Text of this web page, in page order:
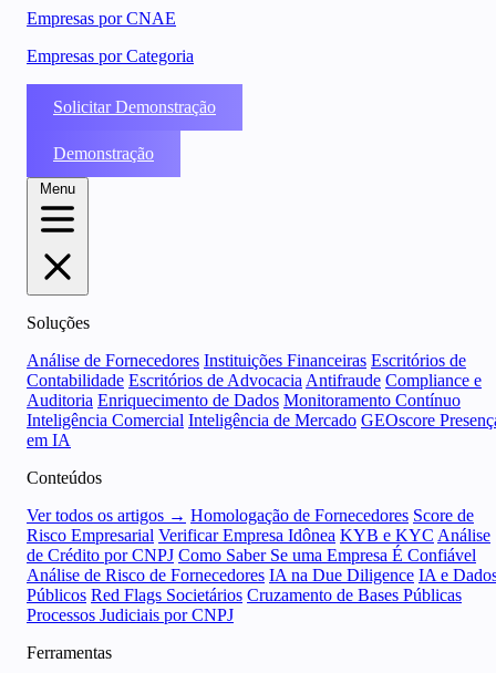
Empresas por CNAE
Empresas por Categoria
Solicitar Demonstração
Demonstração
Menu
Soluções
Análise de Fornecedores Instituições Financeiras Escritórios de
Contabilidade Escritórios de Advocacia Antifraude Compliance e
Auditoria Enriquecimento de Dados Monitoramento Contínuo
Inteligência Comercial Inteligência de Mercado GEOscore
em IA
Conteúdos
Ver todos os artigos → Homologação de Fornecedores Score de
Risco Empresarial Verificar Empresa Idônea KYB e KYC Análise
de Crédito por CNPJ Como Saber Se uma Empresa É Confiável
Análise de Risco de Fornecedores IA na Due Diligence IA e
Públicos Red Flags Societários Cruzamento de Bases Públicas
Processos Judiciais por CNPJ
Ferramentas